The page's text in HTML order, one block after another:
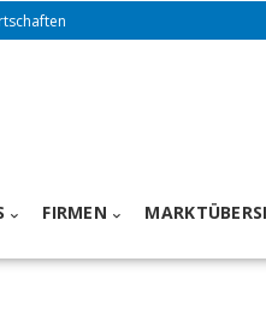
FIRMEN